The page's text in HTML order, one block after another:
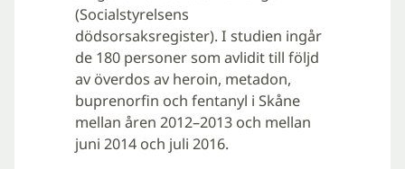
(Socialstyrelsens
dödsorsaksregister). I studien ingår
de 180 personer som avlidit till följd
av överdos av heroin, metadon,
buprenorfin och fentanyl i Skåne
mellan åren 2012–2013 och mellan
juni 2014 och juli 2016.